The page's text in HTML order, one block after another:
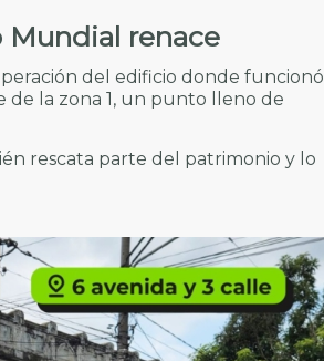
Mundial renace
del edificio donde funcionó
de la zona 1, un punto lleno de
rescata parte del patrimonio y lo